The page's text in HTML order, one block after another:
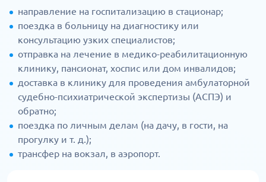
направление на госпитализацию в стационар;
поездка в больницу на диагностику или
консультацию узких специалистов;
отправка на лечение в медико-реабилитационную
клинику, пансионат, хоспис или дом инвалидов;
доставка в клинику для проведения амбулаторной
судебно-психиатрической экспертизы (АСПЭ) и
обратно;
поездка по личным делам (на дачу, в гости, на
прогулку и т. д.);
трансфер на вокзал, в аэропорт.